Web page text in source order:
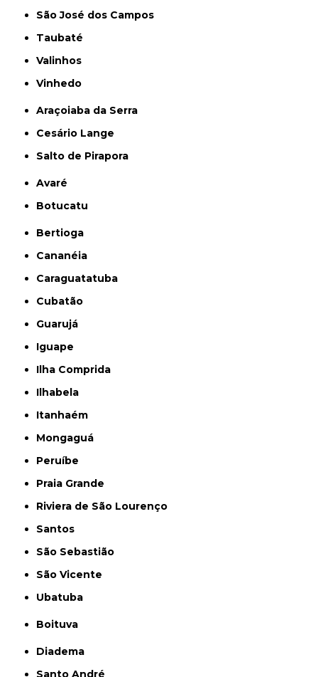
São José dos Campos
Taubaté
Valinhos
Vinhedo
Araçoiaba da Serra
Cesário Lange
Salto de Pirapora
Avaré
Botucatu
Bertioga
Cananéia
Caraguatatuba
Cubatão
Guarujá
Iguape
Ilha Comprida
Ilhabela
Itanhaém
Mongaguá
Peruíbe
Praia Grande
Riviera de São Lourenço
Santos
São Sebastião
São Vicente
Ubatuba
Boituva
Diadema
Santo André